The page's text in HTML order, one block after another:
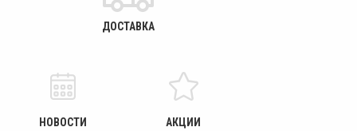
ДОСТАВКА
НОВОСТИ АКЦИИ